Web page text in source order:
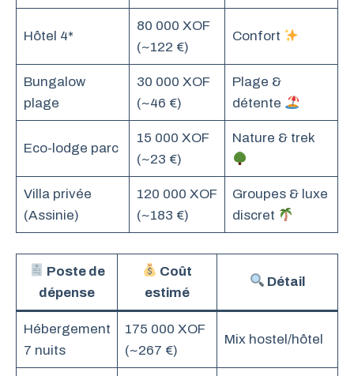
Hôtel 4*
80 000 XOF
(~122 €)
Confort
Bungalow
plage
30 000 XOF
(~46 €)
Plage &
détente
Eco-lodge parc
15 000 XOF
(~23 €)
Nature & trek
Villa privée
(Assinie)
120 000 XOF
(~183 €)
Groupes & luxe
discret
Poste de
dépense
Coût
estimé
Détail
Hébergement
7 nuits
175 000 XOF
(~267 €)
Mix hostel/hôtel